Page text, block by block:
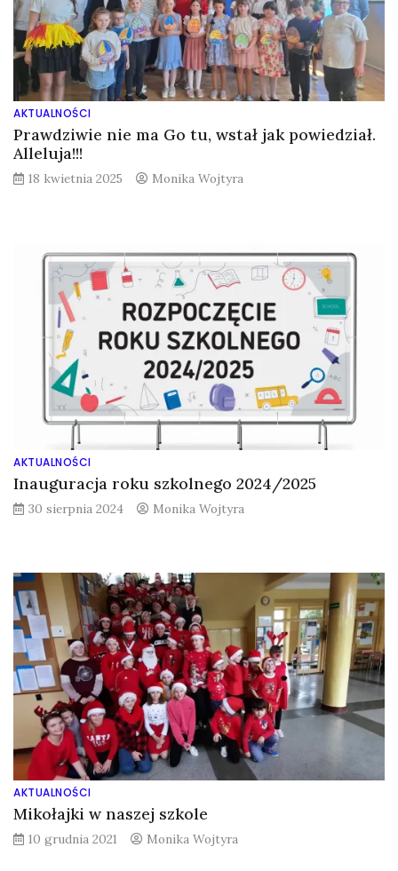
AKTUALNOŚCI
Prawdziwie nie ma Go tu, wstał jak powiedział.
Alleluja!!!
18 kwietnia 2025 Monika Wojtyra
AKTUALNOŚCI
Inauguracja roku szkolnego 2024/2025
30 sierpnia 2024 Monika Wojtyra
AKTUALNOŚCI
Mikołajki w naszej szkole
10 grudnia 2021 Monika Wojtyra